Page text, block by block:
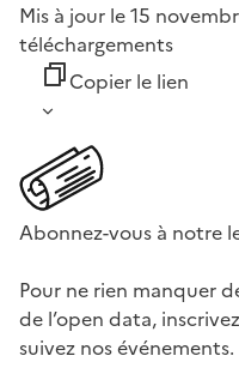
Mis à jour le 15
téléchargements
Copier le lien
Abonnez-vous à notre
Pour ne rien manquer
de l’open data,
suivez nos événements.